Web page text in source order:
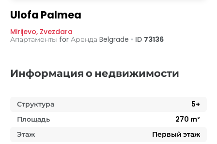
Ulofa Palmea
Mirijevo, Zvezdara
Апартаменты for Аренда Belgrade • ID 73136
Информация о недвижимости
Структура
5+
Площадь
270 m²
Этаж
Первый этаж